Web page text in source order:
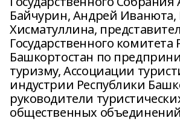
Байчурин, Андрей Иванюта,
Хисматуллина,
Государственного комитета
Башкортостан по
туризму, Ассоциации
индустрии Республики
руководители
общественных